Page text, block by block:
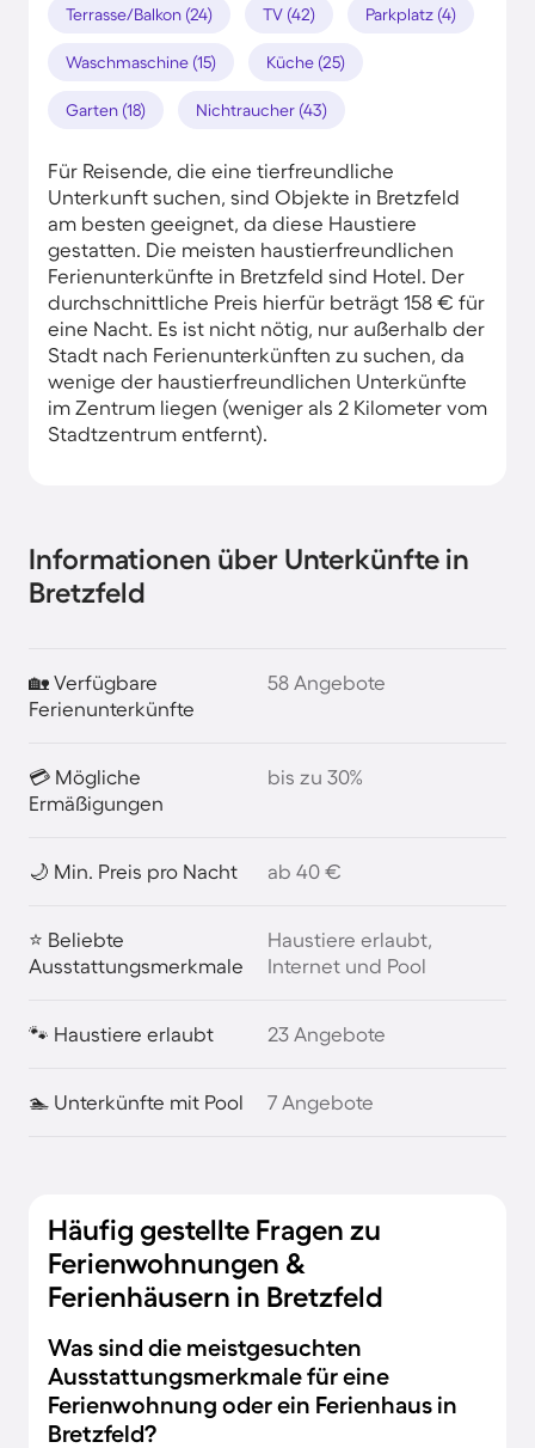
Terrasse/Balkon (24) TV (42) Parkplatz (4)
Waschmaschine (15) Küche (25)
Garten (18) Nichtraucher (43)
Für Reisende, die eine tierfreundliche
Unterkunft suchen, sind Objekte in Bretzfeld
am besten geeignet, da diese Haustiere
gestatten. Die meisten haustierfreundlichen
Ferienunterkünfte in Bretzfeld sind Hotel. Der
durchschnittliche Preis hierfür beträgt 158 € für
eine Nacht. Es ist nicht nötig, nur außerhalb der
Stadt nach Ferienunterkünften zu suchen, da
wenige der haustierfreundlichen Unterkünfte
im Zentrum liegen (weniger als 2 Kilometer vom
Stadtzentrum entfernt).
Informationen über Unterkünfte in
Bretzfeld
🏡 Verfügbare
Ferienunterkünfte
58 Angebote
💳 Mögliche
Ermäßigungen
bis zu 30%
🌙 Min. Preis pro Nacht ab 40 €
⭐ Beliebte
Ausstattungsmerkmale
Haustiere erlaubt,
Internet und Pool
🐾 Haustiere erlaubt 23 Angebote
🏊 Unterkünfte mit Pool 7 Angebote
Häufig gestellte Fragen zu
Ferienwohnungen &
Ferienhäusern in Bretzfeld
Was sind die meistgesuchten
Ausstattungsmerkmale für eine
Ferienwohnung oder ein Ferienhaus in
Bretzfeld?